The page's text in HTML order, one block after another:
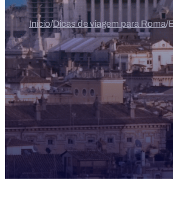
Início/Dicas de viagem para Roma/